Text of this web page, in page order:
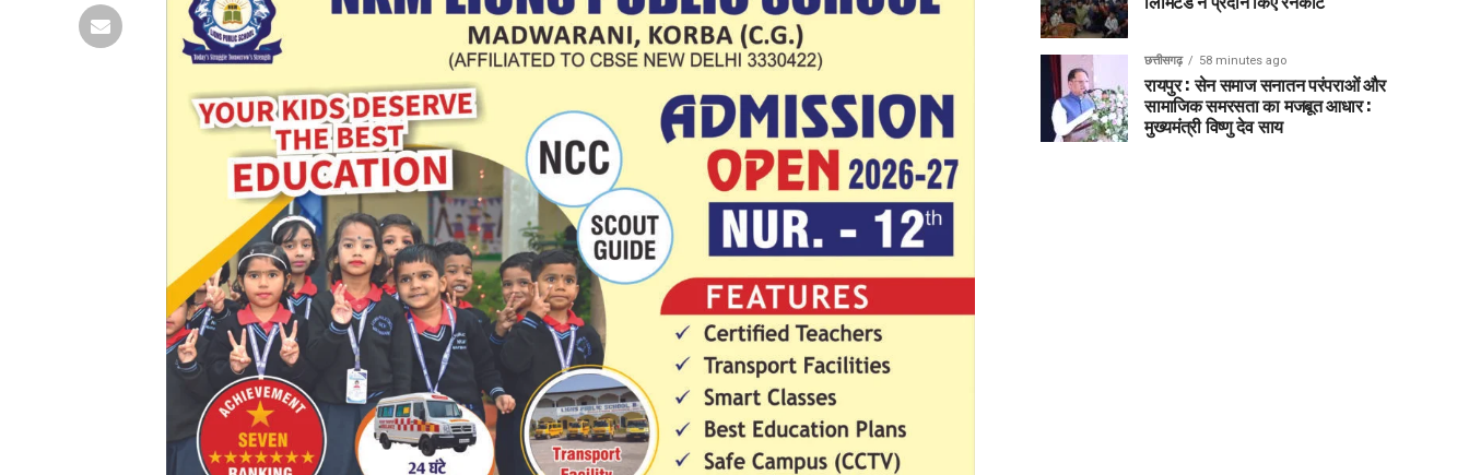
छत्तीसगढ़ 58 minutes ago
रायपुर : सेन समाज सनातन परंपराओं और
सामाजिक समरसता का मजबूत आधार :
मुख्यमंत्री विष्णु देव साय